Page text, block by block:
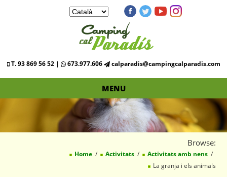
T. 93 869 56 52 | 673.977.606 calparadis@campingcalparadis.com
MENU
Browse:
Home Activitats
Activitats amb nens
La granja i els animals